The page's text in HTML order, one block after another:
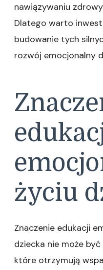
nawiązywaniu
Dlatego warto
budowanie tych
rozwój emocjonalny
życiu
Znaczenie edukacji
dziecka nie może
które otrzymują